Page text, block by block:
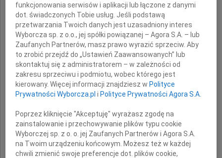
Wybitnego członka
Polskiego Towarzystwa Informatycznego,
wieloletniego wiceprezesa
Oddziału Małopolskiego,
członka Zarządu Głównego,
wyróżnionego Statuetką 70-lecia
Informatyki Polskiej
Odszedł od nas Człowiek
wyjątkowej życzliwości,
funkcjonowania serwisów i aplikacji lub łączone z danymi
dot. świadczonych Tobie usług. Jeśli podstawą
przetwarzania Twoich danych jest uzasadniony interes
Wyborcza sp. z o.o., jej spółki powiązanej – Agora S.A. – lub
Zaufanych Partnerów, masz prawo wyrazić sprzeciw. Aby
to zrobić przejdź do „Ustawień Zaawansowanych” lub
skontaktuj się z administratorem – w zależności od
zakresu sprzeciwu i podmiotu, wobec którego jest
kierowany. Więcej informacji znajdziesz wPolityce
Prywatności Wyborcza.pl iPolityce Prywatności Agora S.A.
Poprzez kliknięcie "Akceptuję" wyrażasz zgodę na
zainstalowanie i przechowywanie plików typu cookie
Wyborczej sp. z o. o. jej Zaufanych Partnerów i Agora S.A.
na Twoim urządzeniu końcowym. Możesz też w każdej
chwili zmienić swoje preferencje dot. plików cookie,